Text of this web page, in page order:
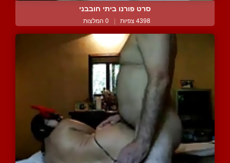
סרט פורנו ביתי חובבני
4398 צפיות | 0 המלצות